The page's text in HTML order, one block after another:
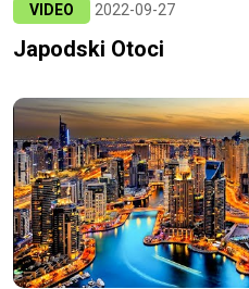
VIDEO 2022-09-27
Japodski Otoci